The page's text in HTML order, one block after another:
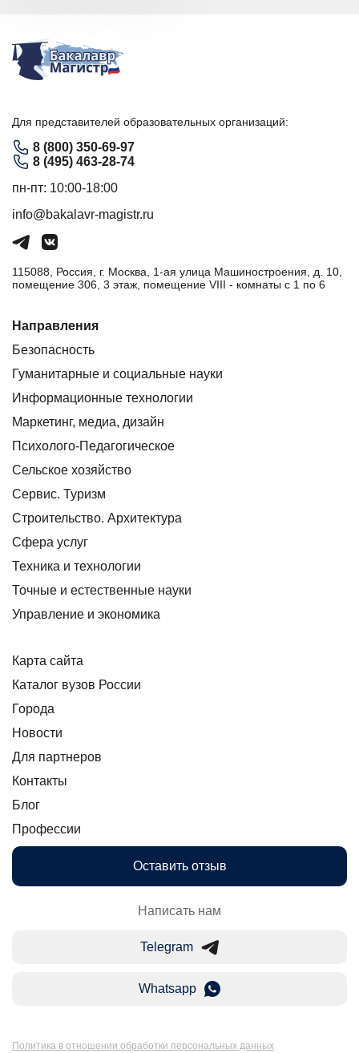
Для представителей образовательных организаций:
8 (800) 350-69-97
8 (495) 463-28-74
пн-пт: 10:00-18:00
info@bakalavr-magistr.ru
115088, Россия, г. Москва, 1-ая улица Машиностроения, д. 10,
помещение 306, 3 этаж, помещение VIII - комнаты с 1 по 6
Направления
Безопасность
Гуманитарные и социальные науки
Информационные технологии
Маркетинг, медиа, дизайн
Психолого-Педагогическое
Сельское хозяйство
Сервис. Туризм
Строительство. Архитектура
Сфера услуг
Техника и технологии
Точные и естественные науки
Управление и экономика
Карта сайта
Каталог вузов России
Города
Новости
Для партнеров
Контакты
Блог
Профессии
Оставить отзыв
Написать нам
Telegram
Whatsapp
Политика в отношении обработки персональных данных